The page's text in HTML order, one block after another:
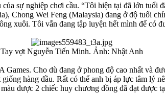
sự nghiệp chơi cầu. “Tôi hiện tại đã lớn tuổi
Chong Wei Feng (Malaysia) đang ở độ tuổi
xuôi. Tôi vẫn đang tập luyện hết mình để có
Tay vợt Nguyễn Tiến Minh. Ảnh: Nhật Anh​
Cho dù đang ở phong độ cao nhất và
hàng đầu. Rất có thể anh bị áp lực tâm lý
được 2 chiếc huy chương đồng đã đạt được